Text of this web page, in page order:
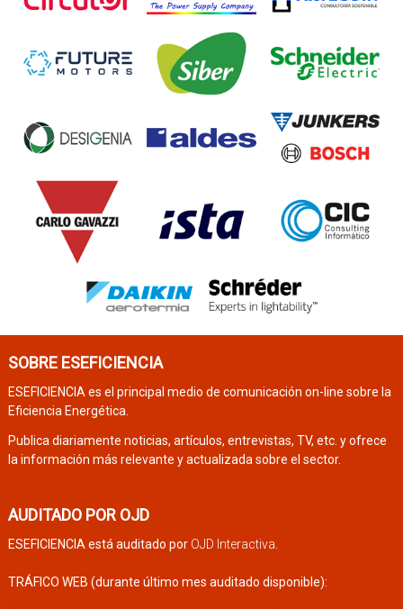
SOBRE ESEFICIENCIA
ESEFICIENCIA es el principal medio de comunicación on-line sobre la
Eficiencia Energética.
Publica diariamente noticias, artículos, entrevistas, TV, etc. y ofrece
la información más relevante y actualizada sobre el sector.
AUDITADO POR OJD
ESEFICIENCIA está auditado por OJD Interactiva
TRÁFICO WEB (durante último mes auditado disponible):